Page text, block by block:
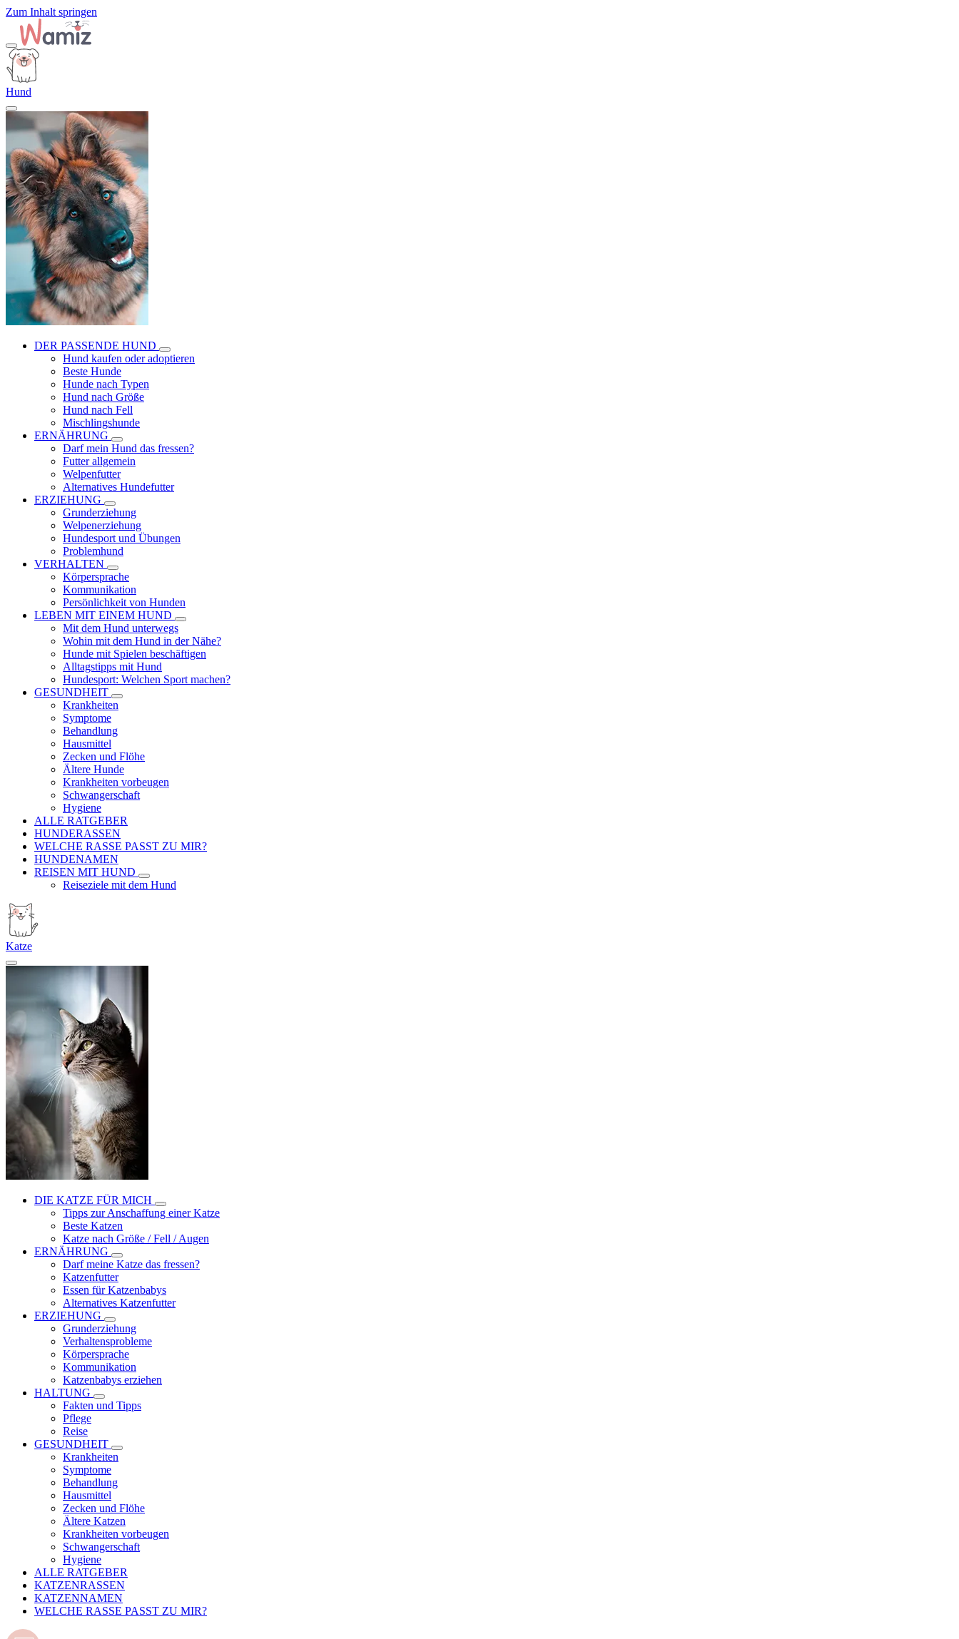
Zum Inhalt springen
Hund
DER PASSENDE HUND
Hund kaufen oder adoptieren
Beste Hunde
Hunde nach Typen
Hund nach Größe
Hund nach Fell
Mischlingshunde
ERNÄHRUNG
Darf mein Hund das fressen?
Futter allgemein
Welpenfutter
Alternatives Hundefutter
ERZIEHUNG
Grunderziehung
Welpenerziehung
Hundesport und Übungen
Problemhund
VERHALTEN
Körpersprache
Kommunikation
Persönlichkeit von Hunden
LEBEN MIT EINEM HUND
Mit dem Hund unterwegs
Wohin mit dem Hund in der Nähe?
Hunde mit Spielen beschäftigen
Alltagstipps mit Hund
Hundesport: Welchen Sport machen?
GESUNDHEIT
Krankheiten
Symptome
Behandlung
Hausmittel
Zecken und Flöhe
Ältere Hunde
Krankheiten vorbeugen
Schwangerschaft
Hygiene
ALLE RATGEBER
HUNDERASSEN
WELCHE RASSE PASST ZU MIR?
HUNDENAMEN
REISEN MIT HUND
Reiseziele mit dem Hund
Katze
DIE KATZE FÜR MICH
Tipps zur Anschaffung einer Katze
Beste Katzen
Katze nach Größe / Fell / Augen
ERNÄHRUNG
Darf meine Katze das fressen?
Katzenfutter
Essen für Katzenbabys
Alternatives Katzenfutter
ERZIEHUNG
Grunderziehung
Verhaltensprobleme
Körpersprache
Kommunikation
Katzenbabys erziehen
HALTUNG
Fakten und Tipps
Pflege
Reise
GESUNDHEIT
Krankheiten
Symptome
Behandlung
Hausmittel
Zecken und Flöhe
Ältere Katzen
Krankheiten vorbeugen
Schwangerschaft
Hygiene
ALLE RATGEBER
KATZENRASSEN
KATZENNAMEN
WELCHE RASSE PASST ZU MIR?